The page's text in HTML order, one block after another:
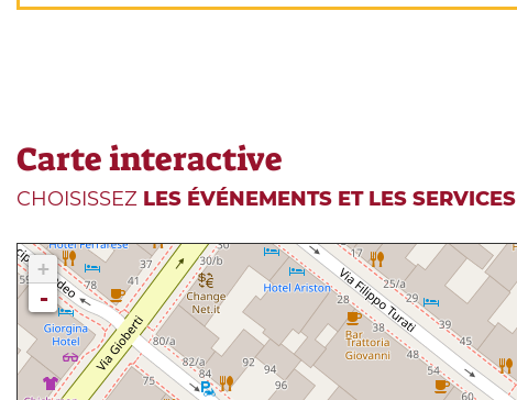
Carte interactive
CHOISISSEZ LES ÉVÉNEMENTS ET LES SERVICES
+
-